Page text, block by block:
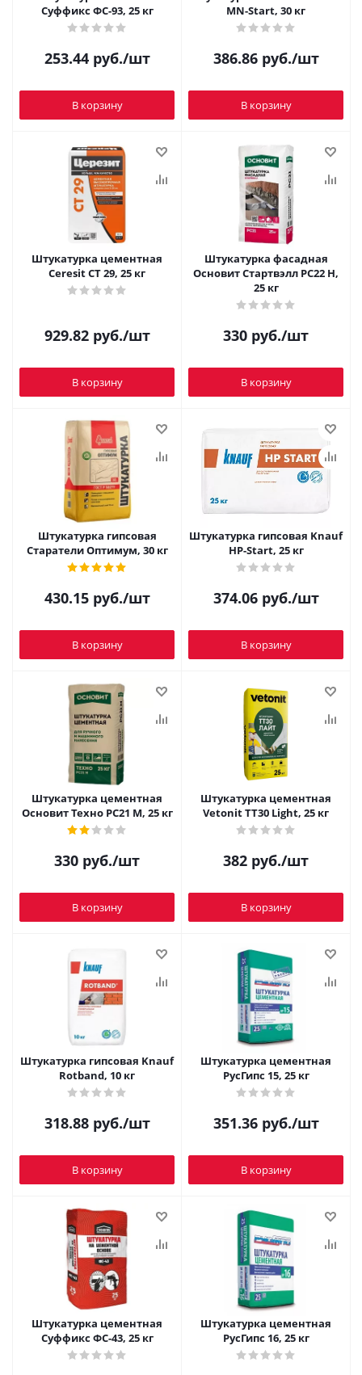
Суффикс ФС-93, 25 кг
253.44руб./шт
В корзину
МN-Start, 30 кг
386.86руб./шт
В корзину
Штукатурка цементная
Ceresit CT 29, 25 кг
929.82руб./шт
В корзину
Штукатурка фасадная
Основит Стартвэлл PC22 H,
25 кг
330 руб./шт
В корзину
Штукатурка гипсовая
Старатели Оптимум, 30 кг
430.15руб./шт
В корзину
Штукатурка гипсовая Knauf
HP-Start, 25 кг
374.06руб./шт
В корзину
Штукатурка цементная
Основит Техно PC21 M, 25 кг
330 руб./шт
В корзину
Штукатурка цементная
Vetonit TT30 Light, 25 кг
382 руб./шт
В корзину
Штукатурка гипсовая Knauf
Rotband, 10 кг
318.88руб./шт
В корзину
Штукатурка цементная
РусГипс 15, 25 кг
351.36руб./шт
В корзину
Штукатурка цементная
Суффикс ФС-43, 25 кг
Штукатурка цементная
РусГипс 16, 25 кг